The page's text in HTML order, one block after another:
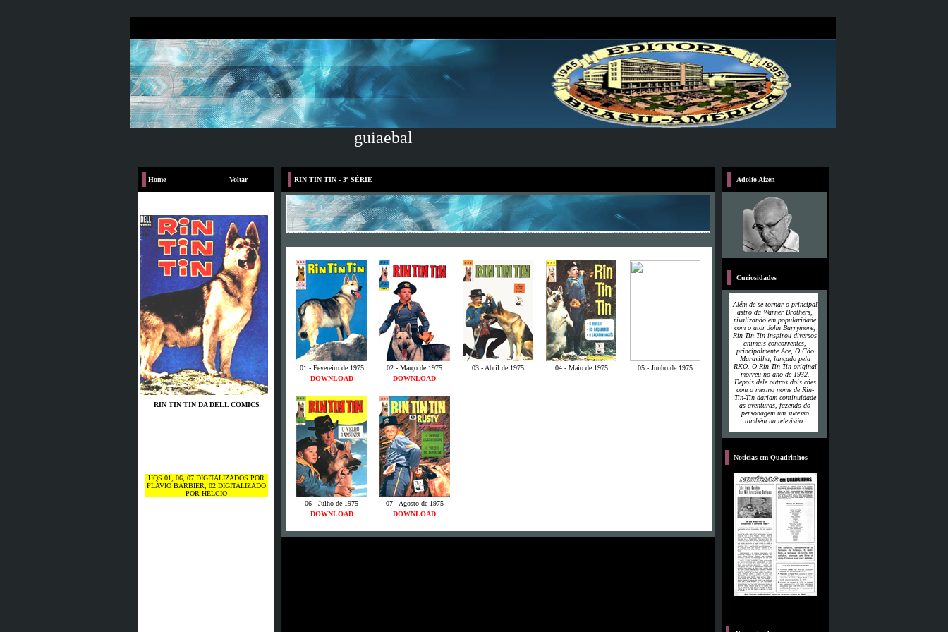
guiaebal
Home Voltar
RIN TIN TIN DA DELL COMICS
HQS 01, 06, 07 DIGITALIZADOS POR
FLAVIO BARBIER, 02 DIGITALIZADO
POR HELCIO
RIN TIN TIN - 3ª SÉRIE
01 - Fevereiro de 1975 02 - Março de 1975 03 - Abril de 1975 04 - Maio de 1975
05 - Junho de 1975
DOWNLOAD
DOWNLOAD
06 - Julho de 1975
07 - Agosto de 1975
DOWNLOAD
DOWNLOAD
Adolfo Aizen
Curiosidades
Além de se tornar o principal
astro da Warner Brothers,
rivalizando em popularidade
com o ator John Barrymore,
Rin-Tin-Tin inspirou diversos
animais concorrentes,
principalmente Ace, O Cão
Maravilha, lançado pela
RKO. O Rin Tin Tin original
morreu no ano de 1932.
Depois dele outros dois cães
com o mesmo nome de Rin-
Tin-Tin dariam continuidade
as aventuras, fazendo do
personagem um sucesso
também na televisão.
Noticias em Quadrinhos